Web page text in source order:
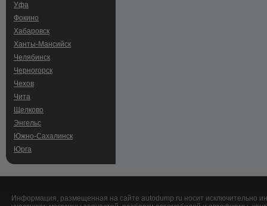
Уфа
Фокино
Хабаровск
Ханты-Мансийск
Челябинск
Черногорск
Чехов
Чита
Щелково
Энгельс
Южно-Сахалинск
Юрга
Информация, размещенная на сайте autodump.ru носит исключительно